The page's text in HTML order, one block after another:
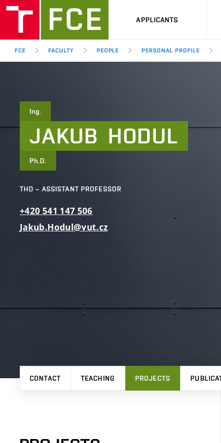
APPLICANTS
FCE FACULTY PEOPLE PERSONAL PROFILE
Ing.
JAKUB HODUL
Ph.D.
THD – ASSISTANT PROFESSOR
+420 541 147 506
Jakub.Hodul@vut.cz
CONTACT TEACHING PROJECTS